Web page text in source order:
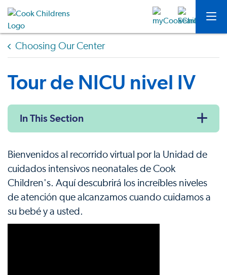
Choosing Our Center
Tour de NICU nivel IV
In This Section
Bienvenidos al recorrido virtual por la Unidad de
cuidados intensivos neonatales de Cook
Children's. Aquí descubrirá los increíbles niveles
de atención que alcanzamos cuando cuidamos a
su bebé y a usted.